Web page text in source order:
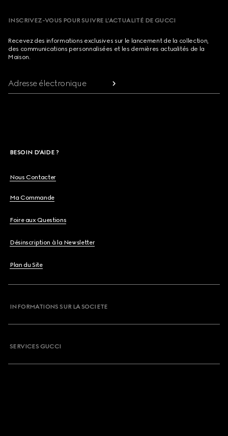
INSCRIVEZ-VOUS POUR SUIVRE L’ACTUALITÉ DE GUCCI
Recevez des informations exclusives sur le lancement de la collection,
des communications personnalisées et les dernières actualités de la
Maison.
Adresse électronique
BESOIN D'AIDE ?
Nous Contacter
Ma Commande
Foire aux Questions
Désinscription à la Newsletter
Plan du Site
INFORMATIONS SUR LA SOCIETE
SERVICES GUCCI